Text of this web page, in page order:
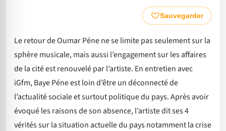
Sauvegarder
Le retour de Oumar Péne ne se limite pas seulement sur la
sphère musicale, mais aussi l’engagement sur les affaires
de la cité est renouvelé par l’artiste. En entretien avec
iGfm, Baye Péne est loin d’être un déconnecté de
l’actualité sociale et surtout politique du pays. Après avoir
évoqué les raisons de son absence, l’artiste dit ses 4
vérités sur la situation actuelle du pays notamment la crise